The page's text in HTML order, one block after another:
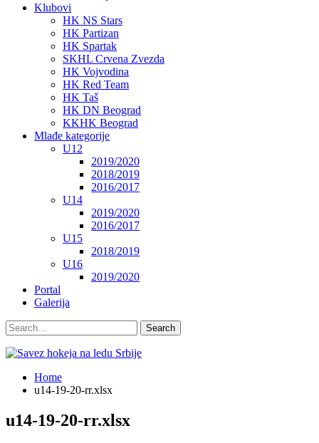
Klubovi
HK NS Stars
HK Partizan
HK Spartak
SKHL Crvena Zvezda
HK Vojvodina
HK Red Team
HK Taš
HK DN Beograd
KKHK Beograd
Mlađe kategorije
U12
2019/2020
2018/2019
2016/2017
U14
2019/2020
2016/2017
U15
2018/2019
U16
2019/2020
Portal
Galerija
Home
u14-19-20-rr.xlsx
u14-19-20-rr.xlsx